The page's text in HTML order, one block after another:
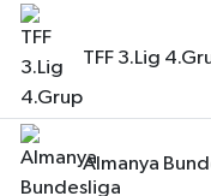
TFF 3.Lig
Almanya